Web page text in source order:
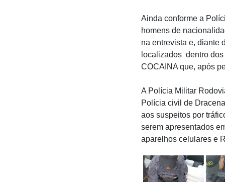
Ainda conforme a
homens de
na entrevista e, diante
localizados dentro
COCAINA que, após
A Polícia Militar
Polícia civil de
aos suspeitos por
serem apresentados
aparelhos celulares e